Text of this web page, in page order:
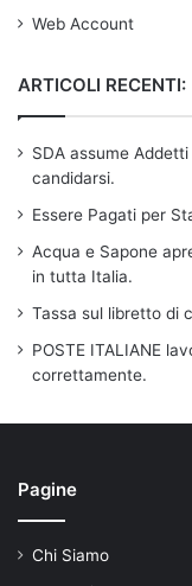
Web Account
ARTICOLI RECENTI:
SDA assume
candidarsi.
Essere Pagati per
Acqua e Sapone
in tutta Italia.
Tassa sul libretto di
POSTE ITALIANE
correttamente.
Pagine
Chi Siamo